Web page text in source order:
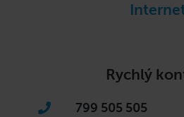
Rychlý
799 505 505